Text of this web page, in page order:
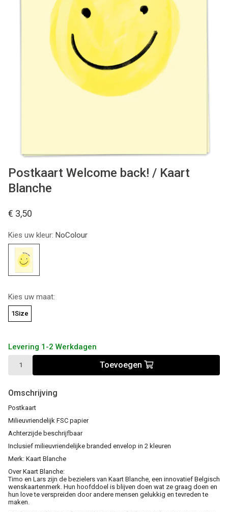
STATIONERY
GREEN LIVING
KIDS
Postkaart Welcome back! / Kaart
Blanche
€ 3,50
Kies uw kleur: NoColour
Kies uw maat:
1Size
Levering 1-2 Werkdagen
Toevoegen
Omschrijving
Postkaart
Milieuvriendelijk FSC papier
Achterzijde beschrijfbaar
Inclusief milieuvriendelijke branded envelop in 2 kleuren
Merk: Kaart Blanche
Over Kaart Blanche:
Timo en Lars zijn de bezielers van Kaart Blanche, een innovatief Belgisch
wenskaartenmerk. Hun hoofddoel is blijven doen wat ze graag doen en
hun love te verspreiden door andere mensen gelukkig en tevreden te
maken.